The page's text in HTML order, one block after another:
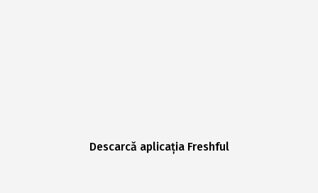
Descarcă aplicația Freshful